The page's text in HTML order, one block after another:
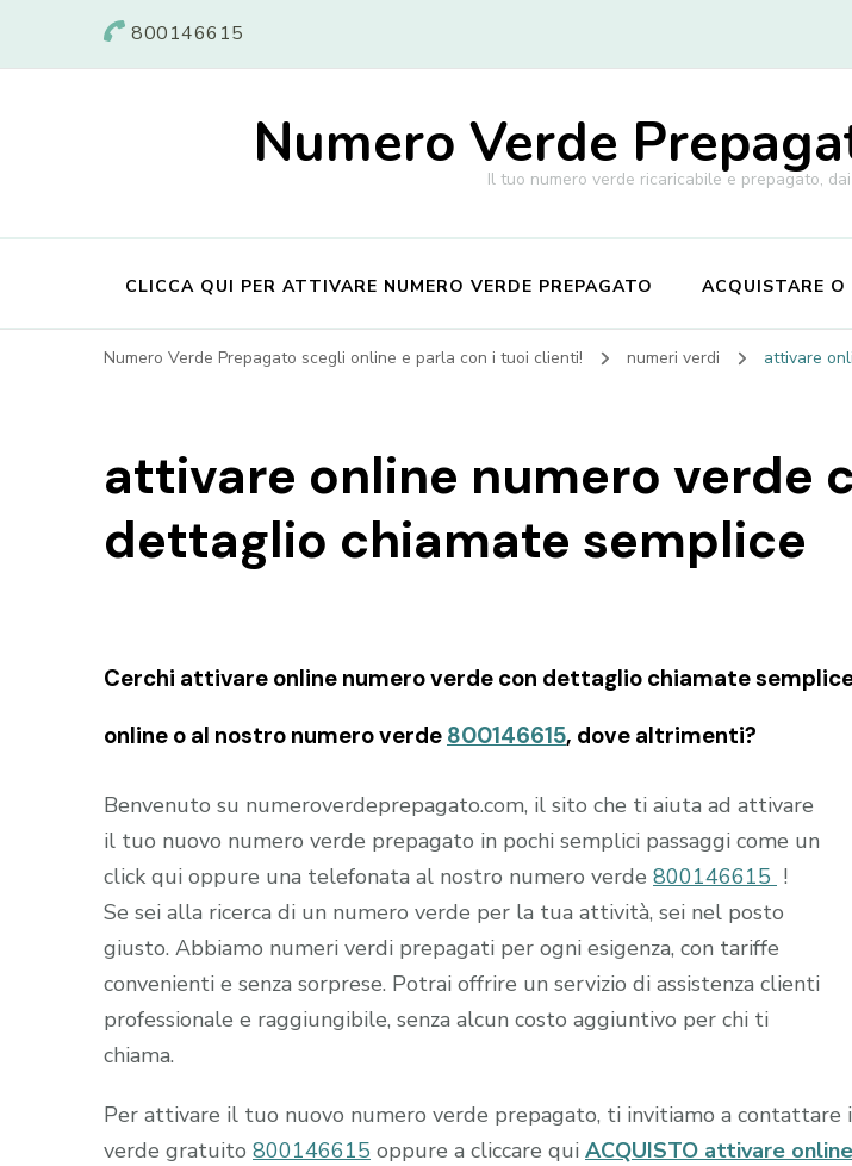
800146615
Numero VerdeIl tuo numero verde ricaricabile e prepagato,
CLICCA QUI PER ATTIVARE NUMERO VERDE PREPAGATO ACQUISTARE
Numero Verde Prepagato scegli online e parla con i tuoi clienti! numeri verdi attivare
attivare online numero verde
dettaglio chiamate semplice
Cerchi attivare online numero verde con dettaglio chiamate
online o al nostro numero verde 800146615, dove altrimenti?
Benvenuto su numeroverdeprepagato.com, il sito che ti aiuta ad attivare
il tuo nuovo numero verde prepagato in pochi semplici passaggi come un
click qui oppure una telefonata al nostro numero verde 800146615 !
Se sei alla ricerca di un numero verde per la tua attività, sei nel posto
giusto. Abbiamo numeri verdi prepagati per ogni esigenza, con tariffe
convenienti e senza sorprese. Potrai offrire un servizio di assistenza clienti
professionale e raggiungibile, senza alcun costo aggiuntivo per chi ti
chiama.
Per attivare il tuo nuovo numero verde prepagato, ti invitiamo a contattare
verde gratuito 800146615 oppure a cliccare qui ACQUISTO attivare